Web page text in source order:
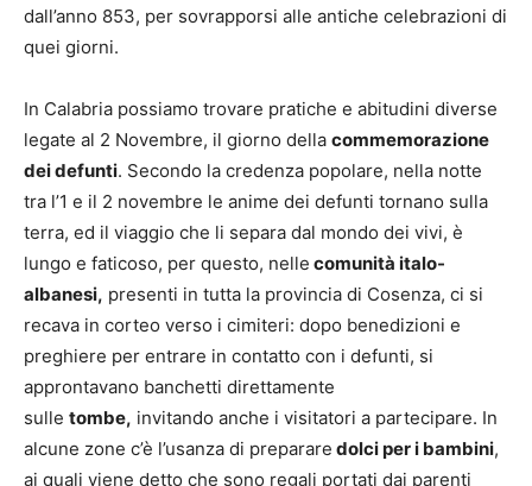
dall’anno 853, per sovrapporsi alle antiche celebrazioni di
quei giorni.
In Calabria possiamo trovare pratiche e abitudini diverse
legate al 2 Novembre, il giorno della commemorazione
dei defunti. Secondo la credenza popolare, nella notte
tra l’1 e il 2 novembre le anime dei defunti tornano sulla
terra, ed il viaggio che li separa dal mondo dei vivi, è
lungo e faticoso, per questo, nelle comunità italo-
albanesi, presenti in tutta la provincia di Cosenza, ci si
recava in corteo verso i cimiteri: dopo benedizioni e
preghiere per entrare in contatto con i defunti, si
approntavano banchetti direttamente
sulle tombe, invitando anche i visitatori a partecipare. In
alcune zone c’è l’usanza di preparare dolci per i bambini,
ai quali viene detto che sono regali portati dai parenti